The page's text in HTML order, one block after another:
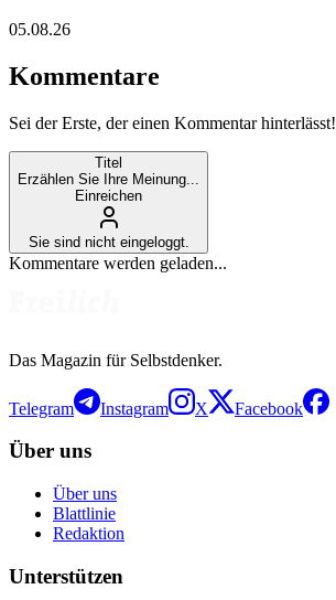
05.08.26
Kommentare
Sei der Erste, der einen Kommentar hinterlässt!
Titel
Erzählen Sie Ihre Meinung...
Einreichen
Sie sind nicht eingeloggt.
Kommentare werden geladen...
Das Magazin für Selbstdenker.
Telegram Instagram X Facebook
Über uns
Über uns
Blattlinie
Redaktion
Unterstützen